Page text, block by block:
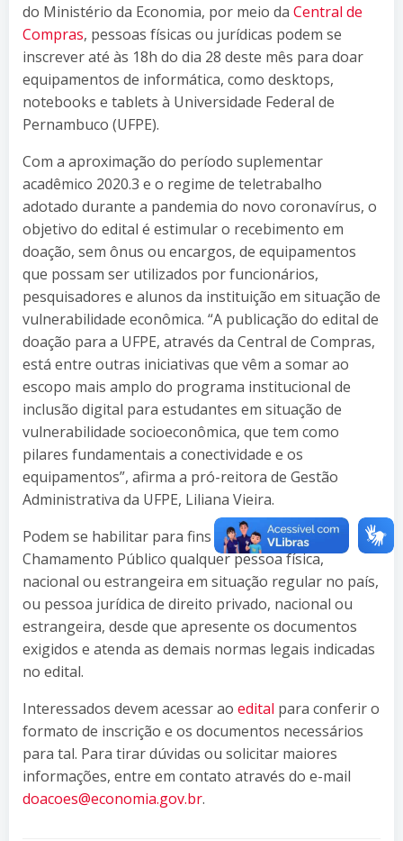
do Ministério da Economia, por meio da Central de
Compras, pessoas físicas ou jurídicas podem se
inscrever até às 18h do dia 28 deste mês para doar
equipamentos de informática, como desktops,
notebooks e tablets à Universidade Federal de
Pernambuco (UFPE).
Com a aproximação do período suplementar
acadêmico 2020.3 e o regime de teletrabalho
adotado durante a pandemia do novo coronavírus, o
objetivo do edital é estimular o recebimento em
doação, sem ônus ou encargos, de equipamentos
que possam ser utilizados por funcionários,
pesquisadores e alunos da instituição em situação de
vulnerabilidade econômica. “A publicação do edital de
doação para a UFPE, através da Central de Compras,
está entre outras iniciativas que vêm a somar ao
escopo mais amplo do programa institucional de
inclusão digital para estudantes em situação de
vulnerabilidade socioeconômica, que tem como
pilares fundamentais a conectividade e os
equipamentos”, afirma a pró-reitora de Gestão
Administrativa da UFPE, Liliana Vieira.
Podem se habilitar para fins do Edital de
Chamamento Público qualquer pessoa física,
nacional ou estrangeira em situação regular no país,
ou pessoa jurídica de direito privado, nacional ou
estrangeira, desde que apresente os documentos
exigidos e atenda as demais normas legais indicadas
no edital.
Interessados devem acessar ao edital para conferir o
formato de inscrição e os documentos necessários
para tal. Para tirar dúvidas ou solicitar maiores
informações, entre em contato através do e-mail
doacoes@economia.gov.br.